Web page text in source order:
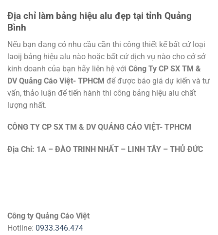
Địa chỉ làm bảng hiệu alu đẹp tại tỉnh Quảng
Bình
Nếu bạn đang có nhu cầu cần thi công thiết kế bất cứ loại
laoij bảng hiệu alu nào hoặc bất cứ dịch vụ nào cho cở sở
kinh doanh của bạn hãy liên hệ với Công Ty CP SX TM &
DV Quảng Cáo Việt- TPHCM để được báo giá dự kiến và tư
vấn, thảo luận để tiến hành thi công bảng hiệu alu chất
lượng nhất.
CÔNG TY CP SX TM & DV QUẢNG CÁO VIỆT- TPHCM
Địa Chỉ: 1A – ĐÀO TRINH NHẤT – LINH TÂY – THỦ ĐỨC
Công ty Quảng Cáo Việt
Hotline: 0933.346.474